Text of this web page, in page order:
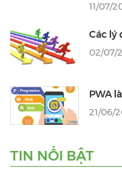
11/07/
Các lý
02/07/
PWA
21/06/
TIN NỔI BẬT